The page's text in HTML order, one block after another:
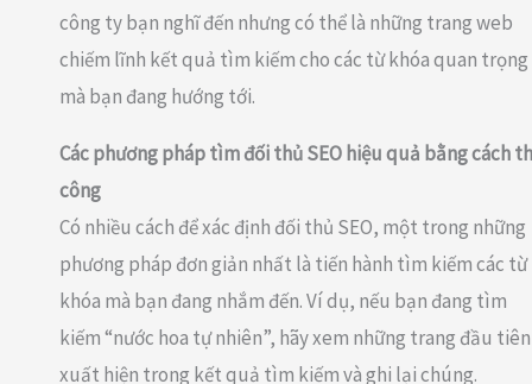
công ty bạn nghĩ đến nhưng có thể là những trang web
chiếm lĩnh kết quả tìm kiếm cho các từ khóa quan trọng
mà bạn đang hướng tới.
Các phương pháp tìm đối thủ SEO hiệu quả bằng cách
công
Có nhiều cách để xác định đối thủ SEO, một trong những
phương pháp đơn giản nhất là tiến hành tìm kiếm các từ
khóa mà bạn đang nhắm đến. Ví dụ, nếu bạn đang tìm
kiếm “nước hoa tự nhiên”, hãy xem những trang đầu tiên
xuất hiện trong kết quả tìm kiếm và ghi lại chúng.